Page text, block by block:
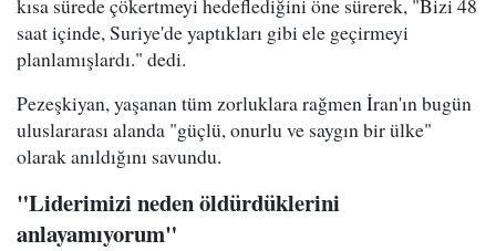
saat içinde, Suriye'de yaptıkları gibi ele geçirmeyi
planlamışlardı." dedi.
Pezeşkiyan, yaşanan tüm zorluklara rağmen İran'ın bugün
uluslararası alanda "güçlü, onurlu ve saygın bir ülke"
olarak anıldığını savundu.
"Liderimizi neden öldürdüklerini
anlayamıyorum"